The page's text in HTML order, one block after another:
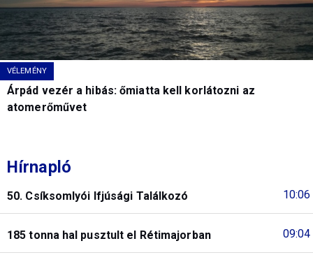
VÉLEMÉNY
Árpád vezér a hibás: őmiatta kell korlátozni az
atomerőművet
Hírnapló
10:06
50. Csíksomlyói Ifjúsági Találkozó
09:04
185 tonna hal pusztult el Rétimajorban